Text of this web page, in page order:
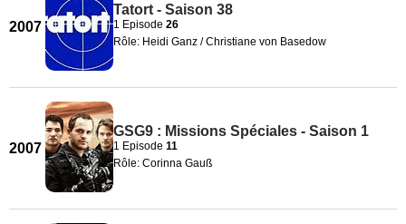
2007
Tatort - Saison 38
1 Episode 26
Rôle: Heidi Ganz / Christiane von Basedow
2007
GSG9 : Missions Spéciales - Saison 1
1 Episode 11
Rôle: Corinna Gauß